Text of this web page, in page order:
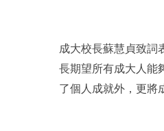
成大校長蘇慧貞致詞
長期望所有成大人能
了個人成就外，更將